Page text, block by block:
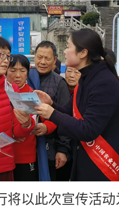
将以此次宣传活